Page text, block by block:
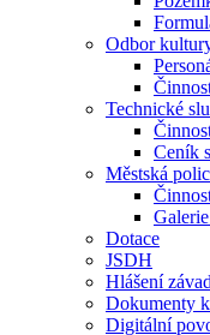
Odbor
Technické
Ceník
Městská
Dotace
JSDH
Hlášení závad
Dokumenty
Digitální